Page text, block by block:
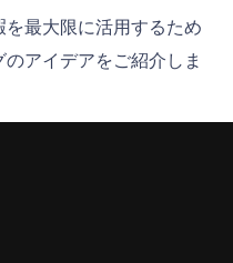
有効に活用する
グロゴ動画
ィングカード
ティング動画
最大限に活用するため
アイデアをご紹介しま